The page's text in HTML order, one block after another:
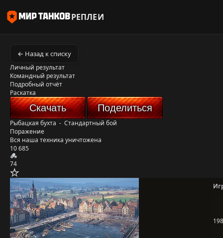
РЕПЛЕИ
← Назад к списку
Личный результат
Командный результат
Подробный отчёт
Раскатка
Скачать Поделиться
Рыбацкая бухта - Стандартный бой
Поражение
Вся наша техника уничтожена
10 685
74